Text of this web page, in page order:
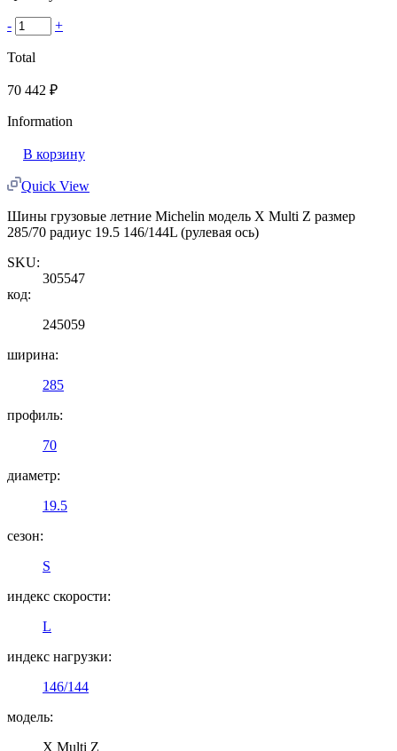
- +
Total
70 442 ₽
Information
В корзину
Quick View
Шины грузовые летние Michelin модель X Multi Z размер
285/70 радиус 19.5 146/144L (рулевая ось)
SKU:
305547
код:
245059
ширина:
285
профиль:
70
диаметр:
19.5
сезон:
S
индекс скорости:
L
индекс нагрузки:
146/144
модель:
X Multi Z